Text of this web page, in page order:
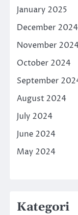
January 2025
December 2024
November
October 2024
September
August 2024
July 2024
June 2024
May 2024
Kategori